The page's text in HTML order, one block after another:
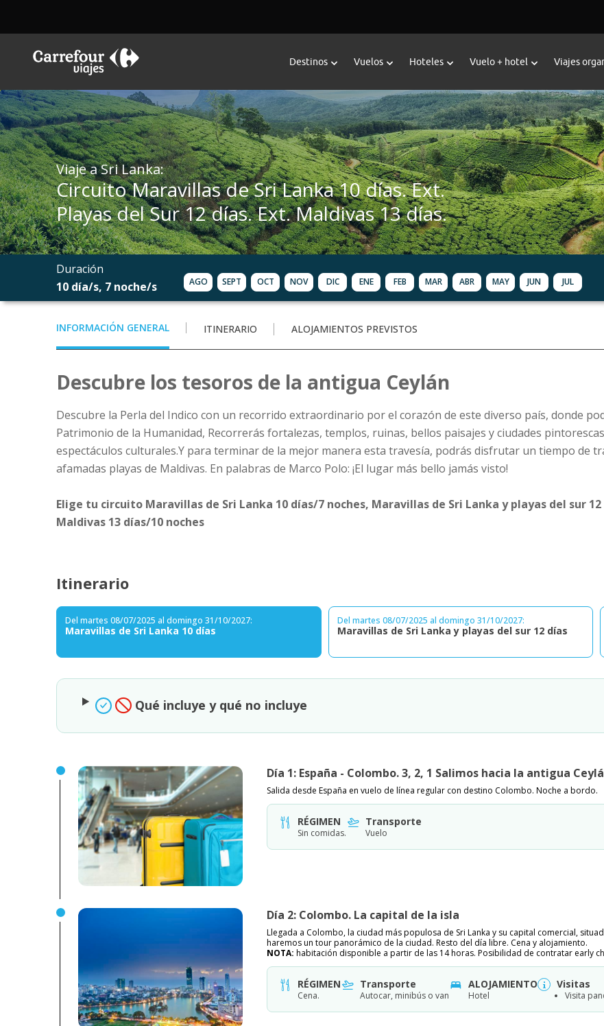
Destinos Vuelos Hoteles Vuelo + hotel Viajes
Viaje a Sri Lanka:
Circuito Maravillas de Sri Lanka 10 días. Ext.
Playas del Sur 12 días. Ext. Maldivas 13 días.
Duración
10 día/s, 7 noche/s
AGO SEPT OCT NOV DIC ENE FEB MAR ABR MAY JUN JUL
INFORMACIÓN GENERAL ITINERARIO ALOJAMIENTOS PREVISTOS
Descubre los tesoros de la antigua Ceylán
Descubre la Perla del Indico con un recorrido extraordinario por el corazón de este diverso país, donde
Patrimonio de la Humanidad, Recorrerás fortalezas, templos, ruinas, bellos paisajes y ciudades
espectáculos culturales.Y para terminar de la mejor manera esta travesía, podrás disfrutar un tiempo de
afamadas playas de Maldivas. En palabras de Marco Polo: ¡El lugar más bello jamás visto!
Elige tu circuito Maravillas de Sri Lanka 10 días/7 noches, Maravillas de Sri Lanka y playas del sur
Maldivas 13 días/10 noches
Itinerario
Del martes 08/07/2025 al domingo 31/10/2027:
Maravillas de Sri Lanka 10 días
Del martes 08/07/2025 al domingo 31/10/2027:
Maravillas de Sri Lanka y playas del sur 12 días
Qué incluye y qué no incluye
Día 1: España - Colombo. 3, 2, 1 Salimos hacia la antigua
Salida desde España en vuelo de línea regular con destino Colombo. Noche a bordo.
RÉGIMEN
Sin comidas.
Transporte
Vuelo
Día 2: Colombo. La capital de la isla
Llegada a Colombo, la ciudad más populosa de Sri Lanka y su capital comercial,
haremos un tour panorámico de la ciudad. Resto del día libre. Cena y alojamiento.
NOTA: habitación disponible a partir de las 14 horas. Posibilidad de contratar early
RÉGIMEN
Cena.
Transporte
Autocar, minibús o van
ALOJAMIENTO
Hotel
Visitas
Visita